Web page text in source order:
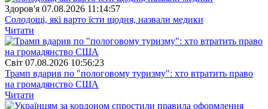
Здоров'я 07.08.2026 11:14:57
Солодощі, які варто їсти щодня, назвали медики
Читати
Свiт 07.08.2026 10:56:23
Трамп вдарив по "пологовому туризму": хто втратить право
на громадянство США
Читати